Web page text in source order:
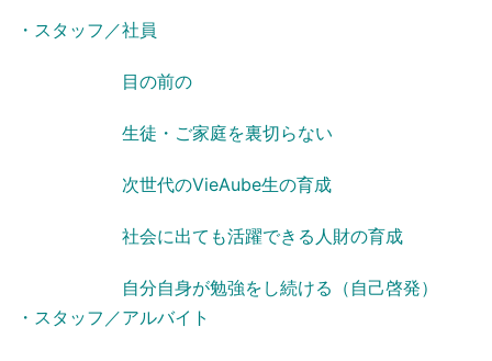
・スタッフ／社員
目の前の
生徒・ご家庭を裏切らない
次世代のVieAube生の育成
社会に出ても活躍できる人財の育成
自分自身が勉強をし続ける（自己啓発）
・スタッフ／アルバイト